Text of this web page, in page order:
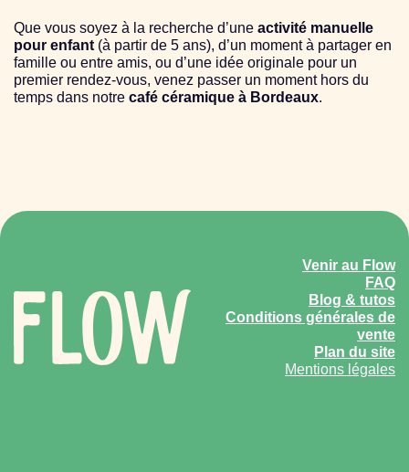
Que vous soyez à la recherche d’une activité manuelle
pour enfant (à partir de 5 ans), d’un moment à partager en
famille ou entre amis, ou d’une idée originale pour un
premier rendez-vous, venez passer un moment hors du
temps dans notre café céramique à Bordeaux.
Venir au Flow
FAQ
Blog & tutos
Conditions générales de
vente
Plan du site
Mentions légales